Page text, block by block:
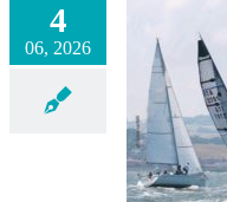
4
06, 2026